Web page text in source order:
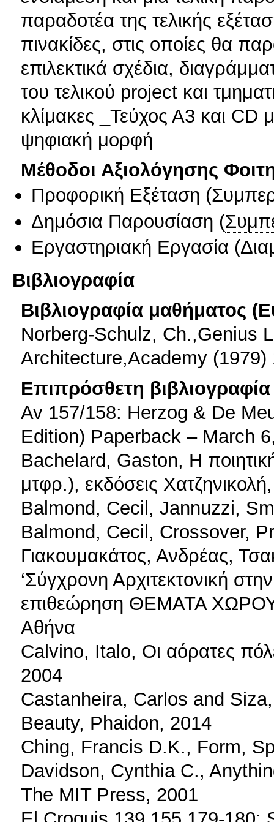
παραδοτέα της τελικής
πινακίδες, στις οποίες θα
επιλεκτικά σχέδια,
του τελικού project και
κλίμακες _Τεύχος Α3 και
ψηφιακή μορφή
Μέθοδοι Αξιολόγησης
Προφορική Εξέταση (
Δημόσια Παρουσίαση (
Εργαστηριακή Εργασία (
Βιβλιογραφία
Βιβλιογραφία μαθήματος
Norberg-Schulz, Ch.,Genius
Architecture,Academy (1979)
Επιπρόσθετη βιβλιογραφία
Av 157/158: Herzog & De
Edition) Paperback – March
Bachelard, Gaston, Η
μτφρ.), εκδόσεις
Balmond, Cecil, Jannuzzi,
Balmond, Cecil, Crossover,
Γιακουμακάτος, Ανδρέας,
‘Σύγχρονη Αρχιτεκτονική
επιθεώρηση ΘΕΜΑΤΑ
Αθήνα
Calvino, Italo, Οι αόρατες
2004
Castanheira, Carlos and
Beauty, Phaidon, 2014
Ching, Francis D.K., Form,
Davidson, Cynthia C.,
The MIT Press, 2001